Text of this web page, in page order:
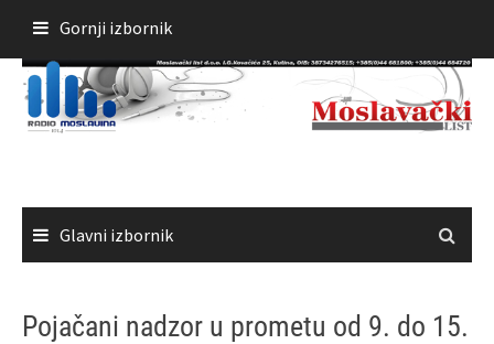
sadržaja
Gornji izbornik
Glavni izbornik
Pojačani nadzor u prometu od 9. do 15.